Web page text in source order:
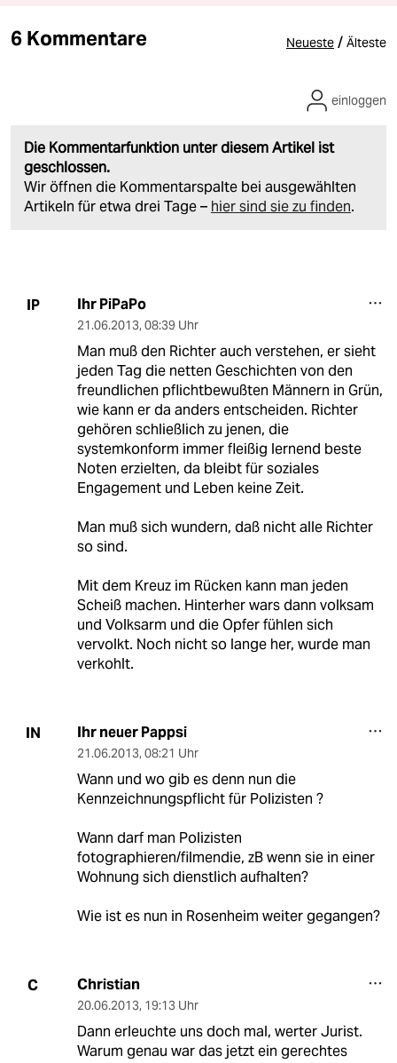
6 Kommentare Neueste / Älteste
Die Kommentarfunktion unter diesem Artikel ist
geschlossen.
Wir öffnen die Kommentarspalte bei ausgewählten
Artikeln für etwa drei Tage – hier sind sie zu finden.
einloggen
IP Ihr PiPaPo
21.06.2013, 08:39 Uhr
Man muß den Richter auch verstehen, er sieht
jeden Tag die netten Geschichten von den
freundlichen pflichtbewußten Männern in Grün,
wie kann er da anders entscheiden. Richter
gehören schließlich zu jenen, die
systemkonform immer fleißig lernend beste
Noten erzielten, da bleibt für soziales
Engagement und Leben keine Zeit.
Man muß sich wundern, daß nicht alle Richter
so sind.
Mit dem Kreuz im Rücken kann man jeden
Scheiß machen. Hinterher wars dann volksam
und Volksarm und die Opfer fühlen sich
vervolkt. Noch nicht so lange her, wurde man
verkohlt.
IN Ihr neuer Pappsi
21.06.2013, 08:21 Uhr
Wann und wo gib es denn nun die
Kennzeichnungspflicht für Polizisten ?
Wann darf man Polizisten
fotographieren/filmendie, zB wenn sie in einer
Wohnung sich dienstlich aufhalten?
Wie ist es nun in Rosenheim weiter gegangen?
C Christian
20.06.2013, 19:13 Uhr
Dann erleuchte uns doch mal, werter Jurist.
Warum genau war das jetzt ein gerechtes